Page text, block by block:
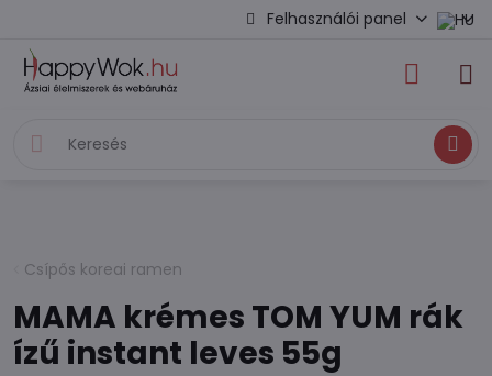
Felhasználói panel
Keresés
Csípős koreai ramen
MAMA krémes TOM YUM rák
ízű instant leves 55g